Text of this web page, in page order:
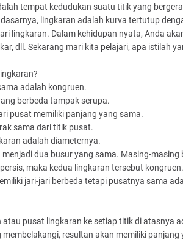
tempat kedudukan suatu titik yang
lingkaran adalah kurva tertutup
lingkaran. Dalam kehidupan nyata, Anda
dll. Sekarang mari kita pelajari, apa istilah
adalah kongruen.
berbeda tampak serupa.
pusat memiliki panjang yang sama.
sama dari titik pusat.
adalah diameternya.
dua busur yang sama. Masing-
maka kedua lingkaran tersebut kongruen.
jari-jari berbeda tetapi pusatnya sama
pusat lingkaran ke setiap titik di atasnya
resultan akan memiliki